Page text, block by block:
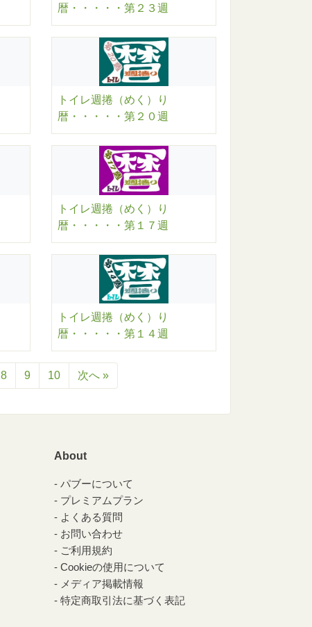
暦・・・・・第２３週
トイレ週捲（めく）り
暦・・・・・第２０週
トイレ週捲（めく）り
暦・・・・・第１７週
トイレ週捲（めく）り
暦・・・・・第１４週
8 9 10 次へ »
About
パブーについて
プレミアムプラン
よくある質問
お問い合わせ
ご利用規約
Cookieの使用について
メディア掲載情報
特定商取引法に基づく表記